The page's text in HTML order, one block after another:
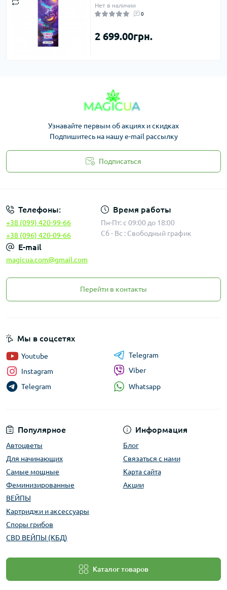
Нет в наличии
0
2 699.00грн.
Узнавайте первым об акциях и скидках
Подпишитесь на нашу e-mail рассылку
Подписаться
Телефоны:
+38 (099) 420-99-66
+38 (096) 420-09-66
Время работы
Пн-Пт: с 09:00 до 18:00
Сб - Вс : Свободный график
E-mail
magicua.com@gmail.com
Перейти в контакты
Популярное
Автоцветы
Для начинающих
Самые мощные
Феминизированные
ВЕЙПЫ
Картриджи и аксессуары
Споры грибов
CBD ВЕЙПЫ (КБД)
Информация
Блог
Связаться с нами
Карта сайта
Акции
Каталог товаров
Мы в соцсетях
Youtube
Instagram
Telegram
Telegram
Viber
Whatsapp